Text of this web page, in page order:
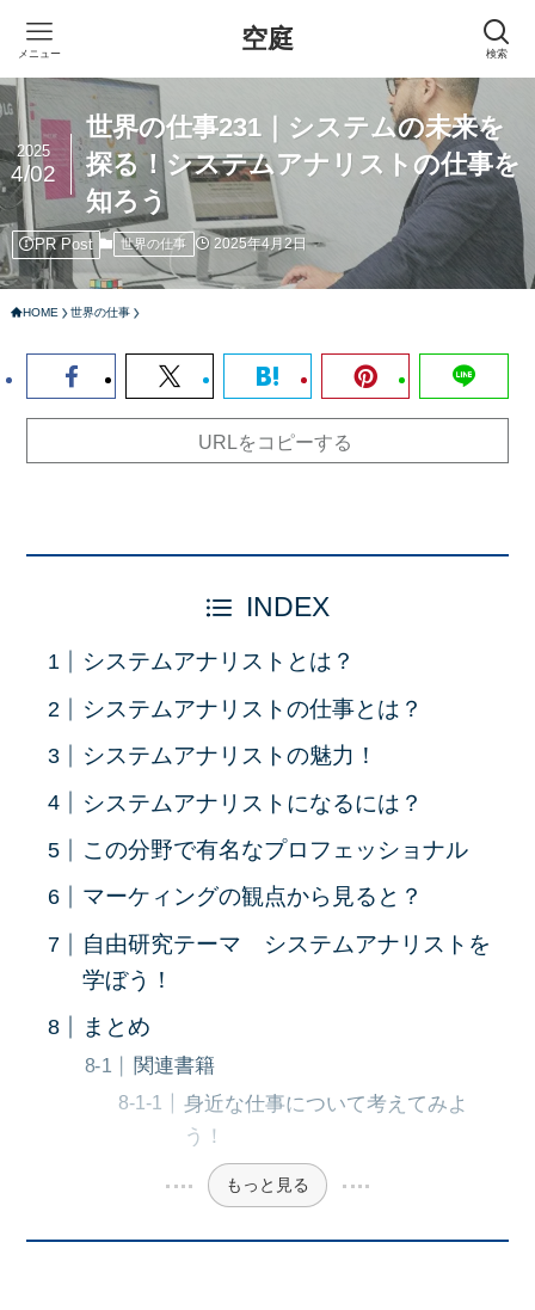
空庭 検索
メニュー
世界の仕事231｜システムの未来を
探る！システムアナリストの仕事を
知ろう
2025
4/02
PR Post 世界の仕事 2025年4月2日
HOME 世界の仕事
URLをコピーする
INDEX
システムアナリストとは？
システムアナリストの仕事とは？
システムアナリストの魅力！
システムアナリストになるには？
この分野で有名なプロフェッショナル
マーケィングの観点から見ると？
自由研究テーマ システムアナリストを
学ぼう！
まとめ
関連書籍
身近な仕事について考えてみよ
う！
もっと見る